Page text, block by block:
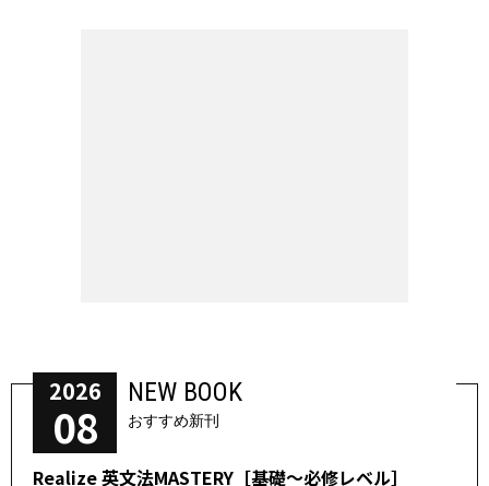
2026
08
NEW BOOK
おすすめ新刊
Realize 英文法MASTERY［基礎～必修レベル］